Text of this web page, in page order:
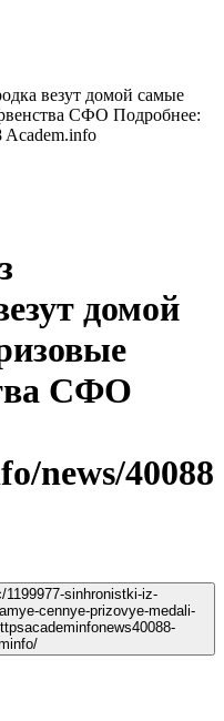
везут домой самые
СФО Подробнее:
Academ.info
домой
СФО
news/40088
sinhronistki-iz-
cennye-prizovye-medali-